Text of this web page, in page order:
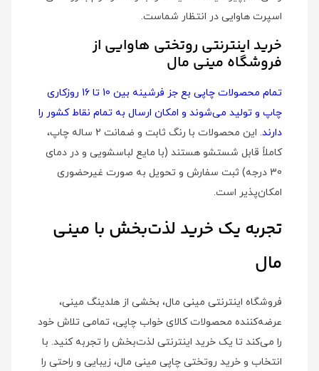
اسپرت هاوایی در انتظار شماست.
خرید اینترنتی روتختی هاوایی از
فروشگاه مینی مال
تمام محصولات چاپی بع جز فرشینه بین 10 تا 16 روزکاری
چاپ و تولید می‌شوند و امکان ارسال به تمام نقاط کشور را
دارند
. این محصولات با رنگ ثابت و ضمانت 2 ساله چاپ،
کاملاً قابل شستشو هستند (با مایع لباسشویی و در دمای
30 درجه) ثبت سفارش و تحویل به صورت غیرحضوری
امکان‌پذیر است.
تجربه یک خرید لذت‌بخش با مینی
مال
فروشگاه اینترنتی مینی مال، بخشی از هلدینگ مینی،
عرضه‌کننده محصولات کالای خواب چاپی، تمامی تلاش خود
را می‌کند تا یک خرید اینترنتی لذت‌بخش را تجربه کنید. با
انتخاب و خرید روتختی چاپی مینی مال، زیبایی و راحتی را